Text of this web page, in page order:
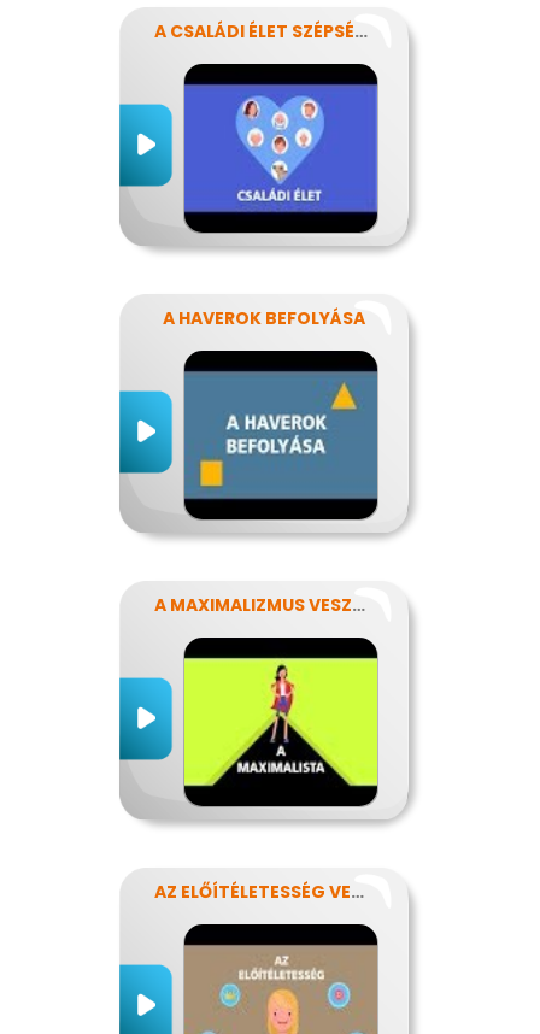
A CSALÁDI ÉLET SZÉPSÉGEI ÉS NEHÉZSÉGEI
A HAVEROK BEFOLYÁSA
A MAXIMALIZMUS VESZÉLYEI
AZ ELŐÍTÉLETESSÉG VESZÉLYEI